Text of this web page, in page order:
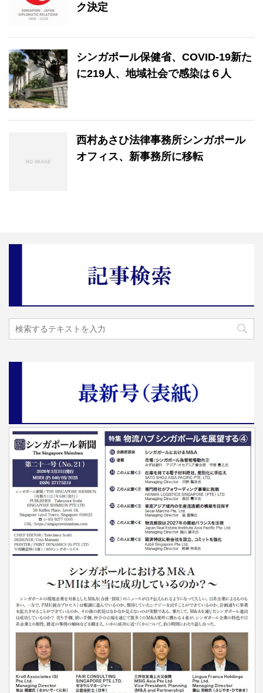
ク決定
シンガポール保健省、COVID-19新た
に219人、地域社会で感染は６人
西村あさひ法律事務所シンガポール
オフィス、新事務所に移転